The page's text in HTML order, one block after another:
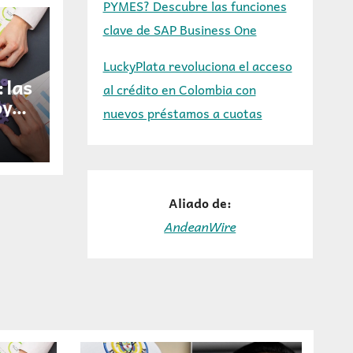
las
PYMES? Descubre las funciones
clave de SAP Business One
LuckyPlata revoluciona el acceso
al crédito en Colombia con
nuevos préstamos a cuotas
Aliado de:
AndeanWire